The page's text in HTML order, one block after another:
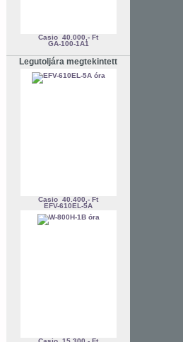
Casio 40.000,- Ft
GA-100-1A1
Legutoljára megtekintett
Casio 40.400,- Ft
EFV-610EL-5A